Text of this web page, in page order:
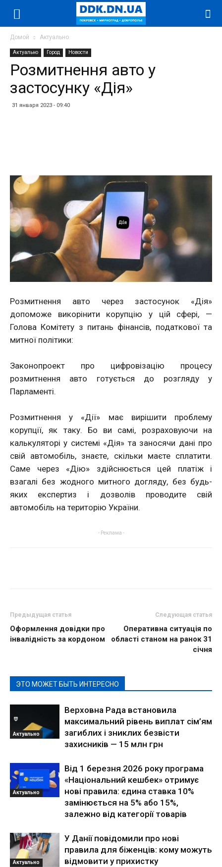
Домой Актуально
Актуально Город Новости
Розмитнення авто у
застосунку «Дія»
31 января 2023 - 09:40
Розмитнення авто через застосунок «Дія»
допоможе викорінити корупцію у цій сфері, —
Голова Комітету з питань фінансів, податкової та
митної політики:
Законопроект про цифровізацію процесу
розмитнення авто готується до розгляду у
Парламенті.
Розмитнення у «Дії» має вирішити проблему
корупції, як таку. Бо ви самі, розраховуючи на
калькуляторі у системі «Дія» та заносячи дані про
свій автомобіль, знаєте, скільки маєте сплатити.
Саме через «Дію» здійснюється цей платіж і
взагалі без жодного митного догляду, без будь-
яких експертиз і дозволів проводите свій
автомобіль на територію України.
- Реклама -
Предыдущая статья
Оформлення довідки про
інвалідність за кордоном
Следующая статья
Оперативна ситуація по
області станом на ранок 31
січня
ЭТО МОЖЕТ БЫТЬ ИНТЕРЕСНО
Актуально
Верховна Рада встановила
максимальний рівень виплат сім’ям
загиблих і зниклих безвісти
захисників — 15 млн грн
Актуально
Від 1 березня 2026 року програма
«Національний кешбек» отримує
нові правила: єдина ставка 10%
замінюється на 5% або 15%,
залежно від категорії товарів
Актуально
У Данії повідомили про нові
правила для біженців: кому можуть
відмовити у прихистку